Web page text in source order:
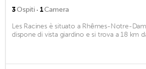
3Ospiti · 1Camera
Les Racines è situato a Rhêmes-Notre-
dispone di vista giardino e si trova a 18 km